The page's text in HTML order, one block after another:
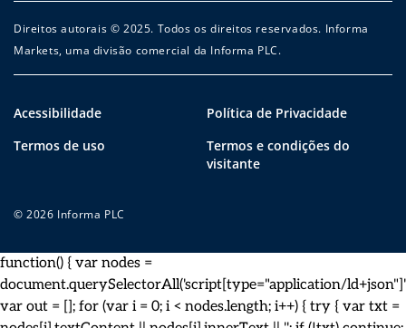
Direitos autorais © 2025. Todos os direitos reservados. Informa
Markets, uma divisão comercial da Informa PLC.
Acessibilidade
Política de Privacidade
Termos de uso
Termos e condições do
visitante
© 2026 Informa PLC
function() { var nodes =
document.querySelectorAll('script[type="application/
var out = []; for (var i = 0; i < nodes.length; i++) { try { var txt =